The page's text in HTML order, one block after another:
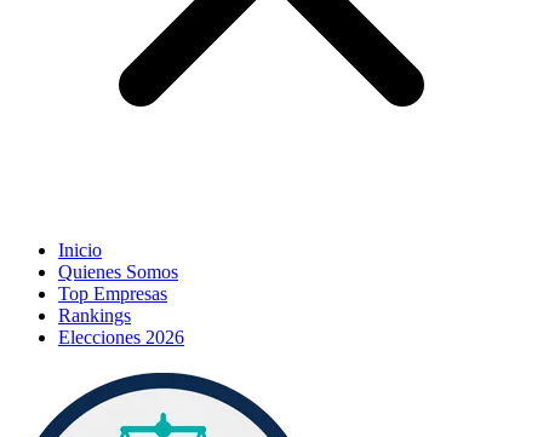
Inicio
Quienes Somos
Top Empresas
Rankings
Elecciones 2026